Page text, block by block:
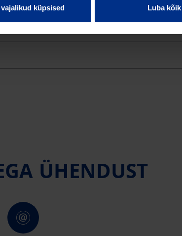
küpsised Luba kõik
315 mm
ÜHENDUST